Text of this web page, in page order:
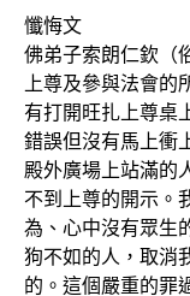
懺悔文
佛弟子索朗仁欽（
上尊及參與法會
有打開旺扎上尊桌
錯誤但沒有馬上衝
殿外廣場上站滿的
不到上尊的開示。
為、心中沒有眾生
狗不如的人，取消
的。這個嚴重的罪